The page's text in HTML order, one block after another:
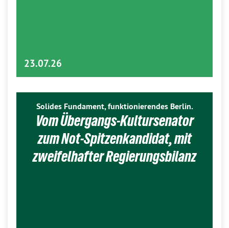
23.07.26
Solides Fundament, funktionierendes Berlin.
Vom Übergangs-Kultursenator
zum Not-Spitzenkandidat, mit
zweifelhafter Regierungsbilanz